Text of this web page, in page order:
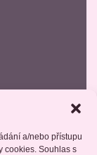
a/nebo přístupu
cookies. Souhlas s